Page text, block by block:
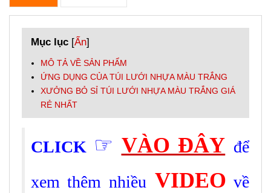
Mục lục [Ẩn]
MÔ TẢ VỀ SẢN PHẨM
ỨNG DỤNG CỦA TÚI LƯỚI NHỰA MÀU TRẮNG
XƯỞNG BỎ SỈ TÚI LƯỚI NHỰA MÀU TRẮNG GIÁ
RẺ NHẤT
CLICK ☞ VÀO ĐÂY để
xem thêm nhiều VIDEO về